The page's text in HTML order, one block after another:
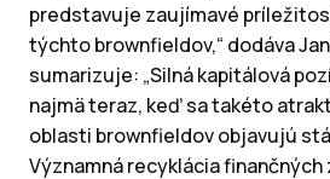
predstavuje zaujímavé
týchto brownfieldov,“ dodáva
sumarizuje: „Silná kapitálová
najmä teraz, keď sa takéto
oblasti brownfieldov objavujú
Významná recyklácia finančných